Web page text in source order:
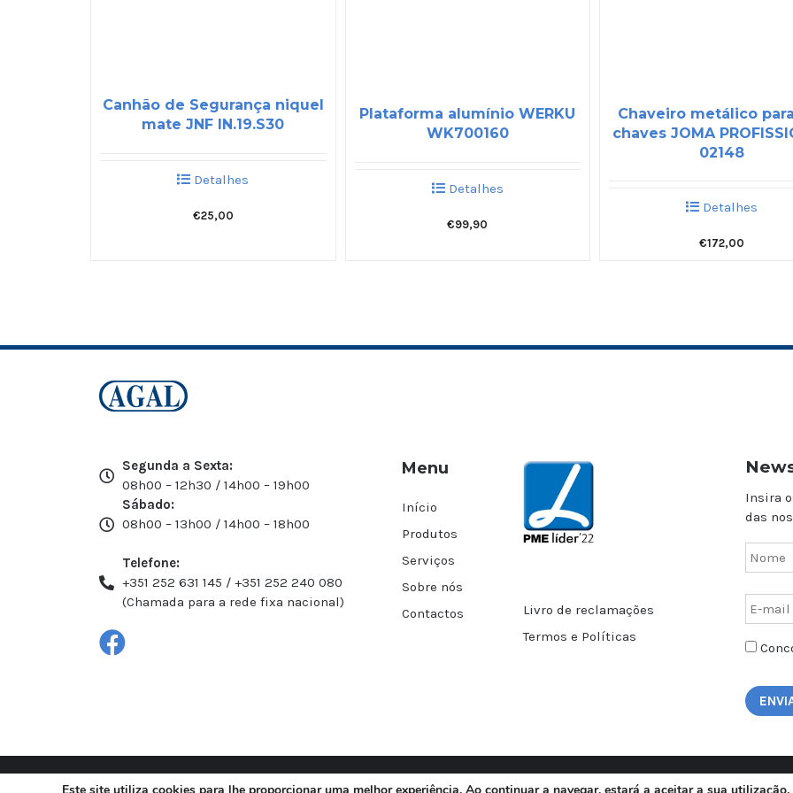
Canhão de Segurança niquel
mate JNF IN.19.S30
Detalhes
€25,00
Plataforma alumínio WERKU
WK700160
Detalhes
€99,90
Chaveiro metálico
chaves JOMA
02148
Detalhes
€172,00
Segunda a Sexta:
08h00 – 12h30 / 14h00 – 19h00
Sábado:
08h00 – 13h00 / 14h00 – 18h00
Telefone:
+351 252 631 145 / +351 252 240 080
(Chamada para a rede fixa nacional)
Menu
Início
Produtos
Serviços
Sobre nós
Contactos
Livro de reclamações
Termos e Políticas
Insira
das